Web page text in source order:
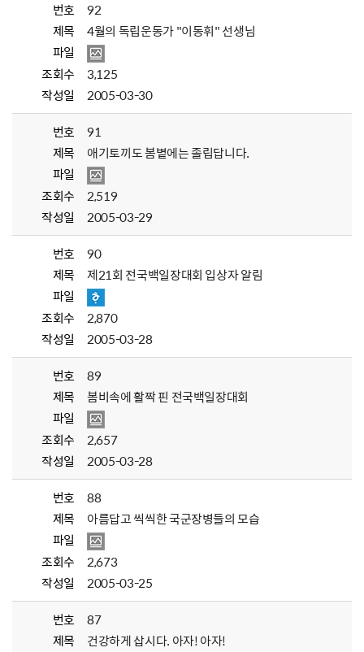
번호
92
제목
4월의 독립운동가 "이동휘" 선생님
파일
조회수
3,125
작성일
2005-03-30
번호
91
제목
애기토끼도 봄볕에는 졸립답니다.
파일
조회수
2,519
작성일
2005-03-29
번호
90
제목
제21회 전국백일장대회 입상자 알림
파일
조회수
2,870
작성일
2005-03-28
번호
89
제목
봄비속에 활짝 핀 전국백일장대회
파일
조회수
2,657
작성일
2005-03-28
번호
88
제목
아름답고 씩씩한 국군장병들의 모습
파일
조회수
2,673
작성일
2005-03-25
번호
87
제목
건강하게 삽시다. 아자! 아자!